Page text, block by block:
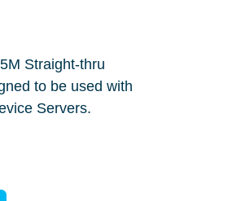
Straight-thru
to be used with
Servers.